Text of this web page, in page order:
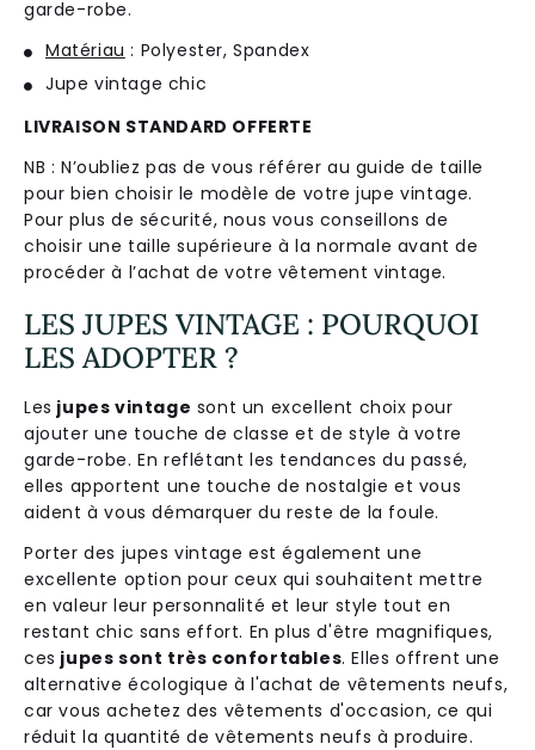
garde-robe.
Matériau : Polyester, Spandex
Jupe vintage chic
LIVRAISON STANDARD OFFERTE
NB : N’oubliez pas de vous référer au guide de taille
pour bien choisir le modèle de votre jupe vintage.
Pour plus de sécurité, nous vous conseillons de
choisir une taille supérieure à la normale avant de
procéder à l’achat de votre vêtement vintage.
LES JUPES VINTAGE : POURQUOI
LES ADOPTER ?
Les jupes vintage sont un excellent choix pour
ajouter une touche de classe et de style à votre
garde-robe. En reflétant les tendances du passé,
elles apportent une touche de nostalgie et vous
aident à vous démarquer du reste de la foule.
Porter des jupes vintage est également une
excellente option pour ceux qui souhaitent mettre
en valeur leur personnalité et leur style tout en
restant chic sans effort. En plus d'être magnifiques,
ces jupes sont très confortables. Elles offrent une
alternative écologique à l'achat de vêtements neufs,
car vous achetez des vêtements d'occasion, ce qui
réduit la quantité de vêtements neufs à produire.